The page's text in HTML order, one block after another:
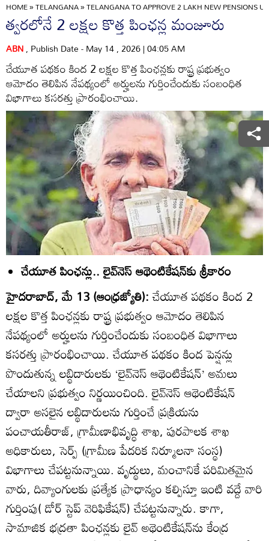
HOME»TELANGANA»TELANGANA TO APPROVE 2 LAKH NEW PENSIONS
త్వరలోనే 2 లక్షల కొత్త పింఛన్ల మంజూరు
ABN, Publish Date - May 14 , 2026 | 04:05 AM
చేయూత పథకం కింద 2 లక్షల కొత్త పింఛన్లకు రాష్ట్ర ప్రభుత్వం
ఆమోదం తెలిపిన నేపథ్యంలో అర్హులను గుర్తించేందుకు సంబంధిత
విభాగాలు కసరత్తు ప్రారంభించాయి.
చేయూత పింఛన్లు.. లైవ్‌నెస్‌ ఆథెంటికేషన్‌కు శ్రీకారం
హైదరాబాద్‌, మే 13 (ఆంధ్రజ్యోతి):చేయూత పథకం కింద 2
లక్షల కొత్త పింఛన్లకు రాష్ట్ర ప్రభుత్వం ఆమోదం తెలిపిన
నేపథ్యంలో అర్హులను గుర్తించేందుకు సంబంధిత విభాగాలు
కసరత్తు ప్రారంభించాయి. చేయూత పథకం కింద పెన్షన్లు
పొందుతున్న లబ్థిదారులకు ‘లైవ్‌నెస్‌ ఆథెంటికేషన్‌’ అమలు
చేయాలని ప్రభుత్వం నిర్ణయించింది. లైవ్‌నెస్‌ ఆథెంటికేషన్‌
ద్వారా అసలైన లబ్థిదారులను గుర్తించే ప్రక్రియను
పంచాయతీరాజ్‌, గ్రామీణాభివృద్ధి శాఖ, పురపాలక శాఖ
అధికారులు, సెర్ప్‌ (గ్రామీణ పేదరిక నిర్మూలనా సంస్థ)
విభాగాలు చేపట్టనున్నాయి. వృద్థులు, మంచానికే పరిమితమైన
వారు, దివ్యాంగులకు ప్రత్యేక ప్రాధాన్యం కల్పిస్తూ ఇంటి వద్దే వారి
గుర్తింపు( డోర్‌ స్టెప్‌ వెరిఫికేషన్‌) చేపట్టనున్నారు. కాగా,
సామాజిక భద్రతా పింఛన్లకు లైవ్‌ అథెంటికేషన్‌ను కేంద్ర